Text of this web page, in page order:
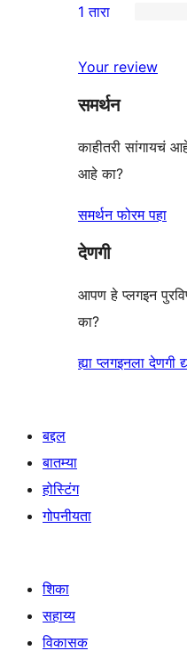
परीक्षणे
तारांकित
2-
परीक्षणे
तारांकित
परीक्षणे
1 तारा
Your review
समर्थन
काहीतरी सांगायचं
आहे का?
समर्थन फोरम पहा
देणगी
आपण हे प्लगइन
का?
ह्या प्लगइनला देणगी
बद्दल
बातम्या
होस्टिंग
गोपनीयता
शिका
सहाय्य
विकासक